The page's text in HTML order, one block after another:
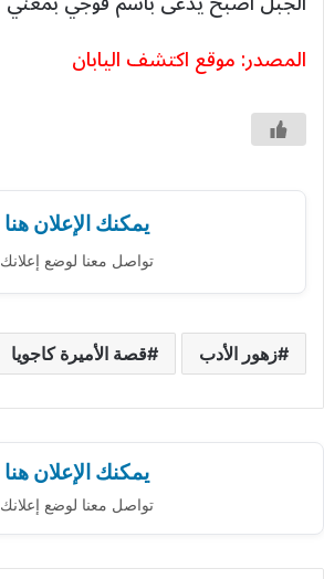
المصدر: موقع اكتشف اليابان
يمكنك الإعلان هنا
تواصل معنا لوضع إعلانك
زهور الأدب قصة الأميرة كاجويا
يمكنك الإعلان هنا
تواصل معنا لوضع إعلانك